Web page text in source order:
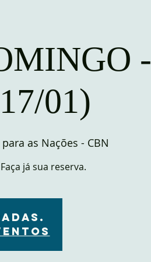
-
01)
as Nações - CBN
já sua reserva.